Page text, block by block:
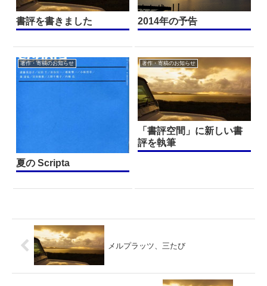
書評を書きました 2014年の予告
著作・寄稿のお知らせ
夏の Scripta
著作・寄稿のお知らせ
「書評空間」に新しい書
評を執筆
メルプラッツ、三たび